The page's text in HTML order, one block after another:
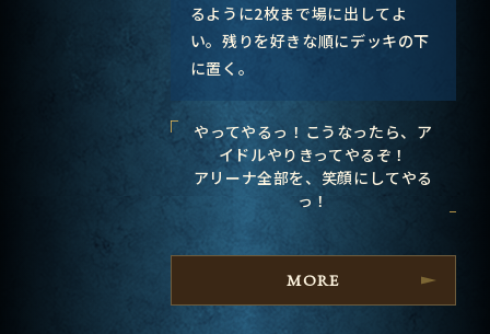
るように2枚まで場に出してよ
い。残りを好きな順にデッキの下
に置く。
やってやるっ！こうなったら、ア
イドルやりきってやるぞ！
アリーナ全部を、笑顔にしてやる
っ！
MORE